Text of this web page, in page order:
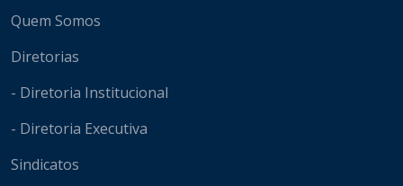
Quem Somos
Diretorias
- Diretoria Institucional
- Diretoria Executiva
Sindicatos